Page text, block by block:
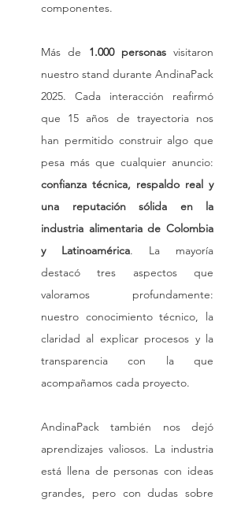
componentes.
Más de 1.000 personas visitaron
nuestro stand durante AndinaPack
2025. Cada interacción reafirmó
que 15 años de trayectoria nos
han permitido construir algo que
confianza técnica, respaldo real y
una reputación sólida en la
industria alimentaria de Colombia
y Latinoamérica. La mayoría
destacó tres aspectos que
valoramos profundamente:
nuestro conocimiento técnico, la
claridad al explicar procesos y la
transparencia con la que
acompañamos cada proyecto.
AndinaPack también nos dejó
aprendizajes valiosos. La industria
está llena de personas con ideas
grandes, pero con dudas sobre